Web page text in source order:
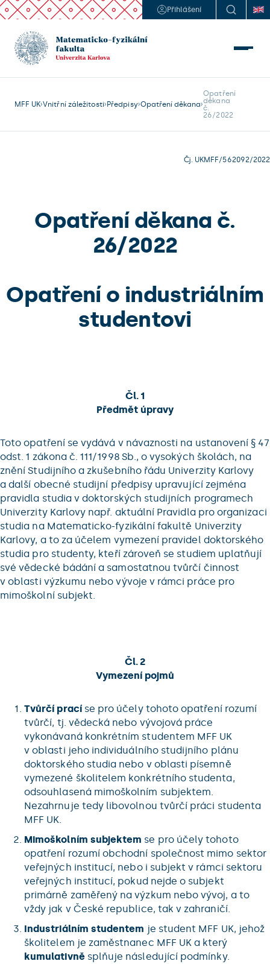
Přihlášení
MFF UK Vnitřní záležitosti Předpisy Opatření děkana
Opatření
děkana
č.
26/2022
Čj. UKMFF/562092/2022
Opatření děkana č.
26/2022
Opatření o industriálním
studentovi
Čl. 1
Předmět úpravy
Toto opatření se vydává v návaznosti na ustanovení § 47
odst. 1 zákona č. 111/1998 Sb., o vysokých školách, na
znění Studijního a zkušebního řádu Univerzity Karlovy
a další obecné studijní předpisy upravující zejména
pravidla studia v doktorských studijních programech
Univerzity Karlovy např. aktuální Pravidla pro organizaci
studia na Matematicko-fyzikální fakultě Univerzity
Karlovy, a to za účelem vymezení pravidel doktorského
studia pro studenty, kteří zároveň se studiem uplatňují
své vědecké bádání a samostatnou tvůrčí činnost
v oblasti výzkumu nebo vývoje v rámci práce pro
mimoškolní subjekt.
Čl. 2
Vymezení pojmů
Tvůrčí pracíse pro účely tohoto opatření rozumí
tvůrčí, tj. vědecká nebo vývojová práce
vykonávaná konkrétním studentem MFF UK
v oblasti jeho individuálního studijního plánu
doktorského studia nebo v oblasti písemně
vymezené školitelem konkrétního studenta,
odsouhlasená mimoškolním subjektem.
Nezahrnuje tedy libovolnou tvůrčí práci studenta
MFF UK.
Mimoškolním subjektem se pro účely tohoto
opatření rozumí obchodní společnost mimo sektor
veřejných institucí, nebo i subjekt v rámci sektoru
veřejných institucí, pokud nejde o subjekt
primárně zaměřený na výzkum nebo vývoj, a to
vždy jak v České republice, tak v zahraničí.
Industriálním studentem je student MFF UK, jehož
školitelem je zaměstnanec MFF UK a který
kumulativněsplňuje následující podmínky.